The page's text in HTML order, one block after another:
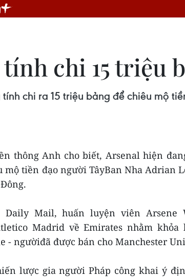
chi 15 triệu
chi ra 15 triệu bảng để chiêu mộ
thông Anh cho biết, Arsenal hiện
mộ tiền đạo người TâyBan Nha Adrian
Daily Mail, huấn luyện viên Arsene
Madrid về Emirates nhằm
- ngườiđã được bán cho Manchester
lược gia người Pháp công khai ý